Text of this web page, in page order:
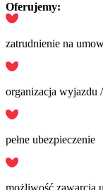
Oferujemy:
zatrudnienie na
organizacja wyjazdu
pełne ubezpieczenie
możliwość zawarcia